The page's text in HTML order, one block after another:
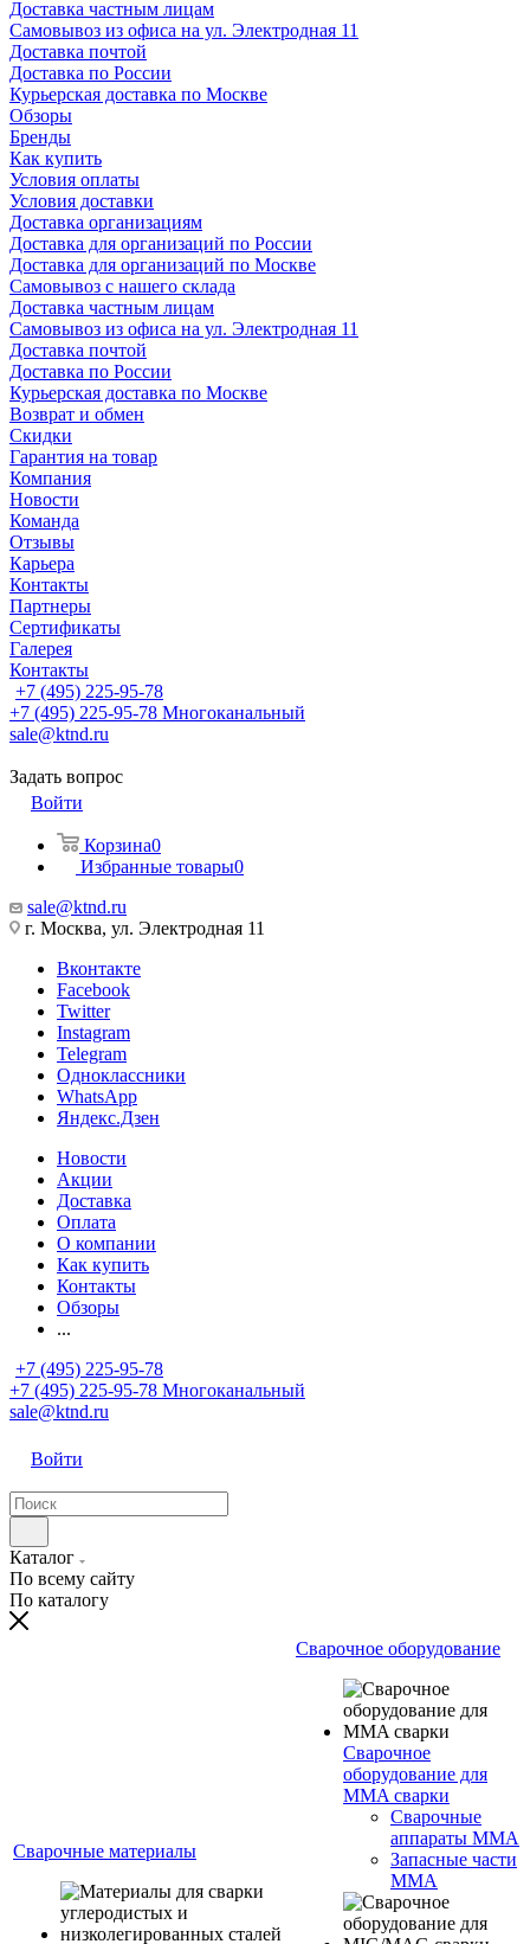
Доставка частным лицам
Самовывоз из офиса на ул. Электродная 11
Доставка почтой
Доставка по России
Курьерская доставка по Москве
Обзоры
Бренды
Как купить
Условия оплаты
Условия доставки
Доставка организациям
Доставка для организаций по России
Доставка для организаций по Москве
Самовывоз с нашего склада
Доставка частным лицам
Самовывоз из офиса на ул. Электродная 11
Доставка почтой
Доставка по России
Курьерская доставка по Москве
Возврат и обмен
Скидки
Гарантия на товар
Компания
Новости
Команда
Отзывы
Карьера
Контакты
Партнеры
Сертификаты
Галерея
Контакты
+7 (495) 225-95-78
+7 (495) 225-95-78 Многоканальный
sale@ktnd.ru
Задать вопрос
Войти
Корзина0
Избранные товары0
sale@ktnd.ru
г. Москва, ул. Электродная 11
Вконтакте
Facebook
Twitter
Instagram
Telegram
Одноклассники
WhatsApp
Яндекс.Дзен
Новости
Акции
Доставка
Оплата
О компании
Как купить
Контакты
Обзоры
...
+7 (495) 225-95-78
+7 (495) 225-95-78 Многоканальный
sale@ktnd.ru
Войти
Каталог
По всему сайту
По каталогу
Сварочные материалы
Сварочное оборудование
Сварочное
оборудование для
MMA сварки
Сварочные
аппараты MMA
Запасные части
MMA